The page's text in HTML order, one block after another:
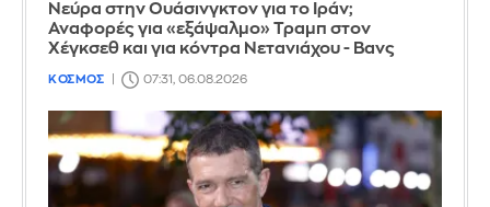
Νεύρα στην Ουάσινγκτον για το Ιράν;
Αναφορές για «εξάψαλμο» Τραμπ στον
Χέγκσεθ και για κόντρα Νετανιάχου - Βανς
ΚΟΣΜΟΣ 07:31, 06.08.2026